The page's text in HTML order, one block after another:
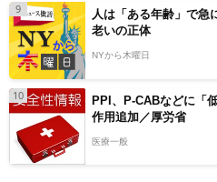
9
人は「ある年齢」で急
老いの正体
NYから木曜日
10
PPI、P-CABなどに「
作用追加／厚労省
医療一般